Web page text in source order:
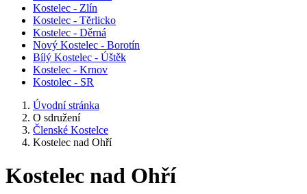
Kostelec - Zlín
Kostelec - Těrlicko
Kostelec - Děrná
Nový Kostelec - Borotín
Bílý Kostelec - Úštěk
Kostelec - Krnov
Kostolec - SR
Úvodní stránka
O sdružení
Členské Kostelce
Kostelec nad Ohří
Kostelec nad Ohří